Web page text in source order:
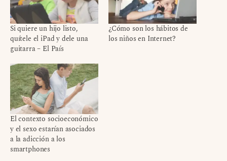
Si quiere un hijo listo,
quítele el iPad y dele una
guitarra – El País
¿Cómo son los hábitos de
los niños en Internet?
El contexto socioeconómico
y el sexo estarían asociados
a la adicción a los
smartphones